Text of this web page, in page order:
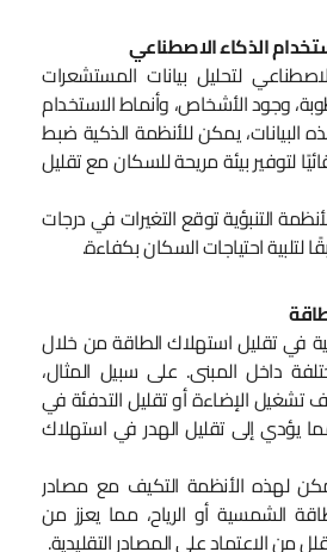
الذكاء الاصطناعي
لتحليل بيانات المستشعرات
وجود الأشخاص، وأنماط الاستخدام
البيانات، يمكن للأنظمة الذكية ضبط
لتوفير بيئة مريحة للسكان مع تقليل
التنبؤية توقع التغيرات في درجات
لتلبية احتياجات السكان بكفاءة.
في تقليل استهلاك الطاقة من خلال
داخل المبنى. على سبيل المثال،
تشغيل الإضاءة أو تقليل التدفئة في
يؤدي إلى تقليل الهدر في استهلاك
لهذه الأنظمة التكيف مع مصادر
الشمسية أو الرياح، مما يعزز من
من الاعتماد على المصادر التقليدية.